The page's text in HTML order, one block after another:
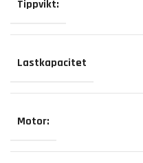
Tippvikt:
Lastkapacitet
Motor: